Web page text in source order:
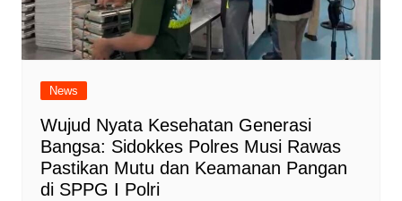
News
Wujud Nyata Kesehatan Generasi
Bangsa: Sidokkes Polres Musi Rawas
Pastikan Mutu dan Keamanan Pangan
di SPPG I Polri